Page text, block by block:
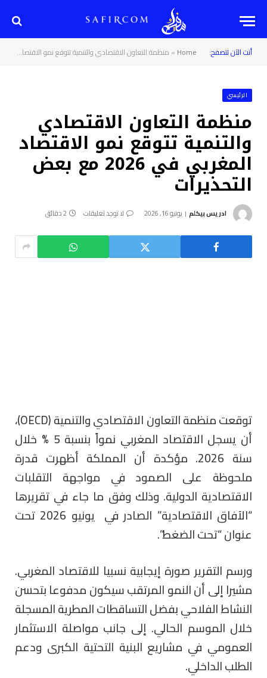
أنت الآن تتصفح: Home
» منظمة التعاون الاقتصادي والتنمية تتوقع نمو الاقتصاد المغربي في 2026 مع بعض التحذيرات
الرئيسي
منظمة التعاون الاقتصادي
والتنمية تتوقع نمو الاقتصاد
المغربي في 2026 مع بعض
التحذيرات
ادريس بيكلم يونيو 16, 2026 لا توجد تعليقات 2 دقائق
توقعت منظمة التعاون الاقتصادي والتنمية (OECD)،
أن يسجل الاقتصاد المغربي نمواً بنسبة 5 % خلال
سنة 2026. مؤكدة أن المملكة أظهرت قدرة
ملحوظة على الصمود في مواجهة التقلبات
الاقتصادية الدولية. وذلك وفق ما جاء في تقريرها
“الآفاق الاقتصادية” الصادر في يونيو 2026 تحت
عنوان “تحت الضغط”.
ورسم التقرير صورة إيجابية نسبيا للاقتصاد المغربي.
مشيرا إلى أن النمو المرتقب سيكون مدفوعا بتحسن
النشاط الفلاحي بفضل التساقطات المطرية المسجلة
خلال الموسم الحالي. إلى جانب مواصلة الاستثمار
العمومي في مشاريع البنية التحتية الكبرى ودعم
الطلب الداخلي.